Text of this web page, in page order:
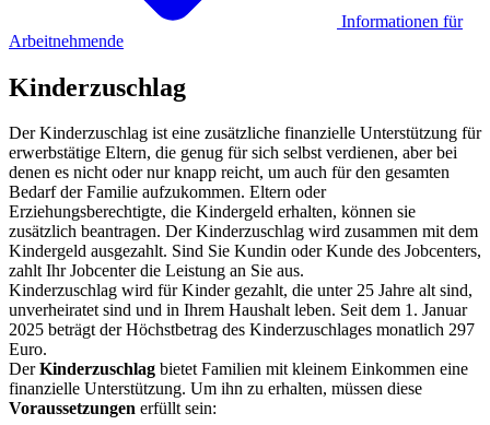
Informationen für
Arbeitnehmende
Kinderzuschlag
Der Kinderzuschlag ist eine zusätzliche finanzielle Unterstützung für
erwerbstätige Eltern, die genug für sich selbst verdienen, aber bei
denen es nicht oder nur knapp reicht, um auch für den gesamten
Bedarf der Familie aufzukommen. Eltern oder
Erziehungsberechtigte, die Kindergeld erhalten, können sie
zusätzlich beantragen. Der Kinderzuschlag wird zusammen mit dem
Kindergeld ausgezahlt. Sind Sie Kundin oder Kunde des Jobcenters,
zahlt Ihr Jobcenter die Leistung an Sie aus.
Kinderzuschlag wird für Kinder gezahlt, die unter 25 Jahre alt sind,
unverheiratet sind und in Ihrem Haushalt leben. Seit dem 1. Januar
2025 beträgt der Höchstbetrag des Kinderzuschlages monatlich 297
Euro.
DerKinderzuschlag bietet Familien mit kleinem Einkommen eine
finanzielle Unterstützung. Um ihn zu erhalten, müssen diese
Voraussetzungen erfüllt sein: